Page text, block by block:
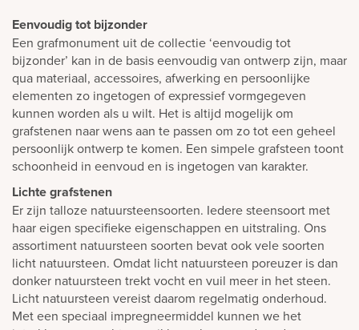
Eenvoudig tot bijzonder
Een grafmonument uit de collectie ‘eenvoudig tot
bijzonder’ kan in de basis eenvoudig van ontwerp zijn, maar
qua materiaal, accessoires, afwerking en persoonlijke
elementen zo ingetogen of expressief vormgegeven
kunnen worden als u wilt. Het is altijd mogelijk om
grafstenen naar wens aan te passen om zo tot een geheel
persoonlijk ontwerp te komen. Een simpele grafsteen toont
schoonheid in eenvoud en is ingetogen van karakter.
Lichte grafstenen
Er zijn talloze natuursteensoorten. Iedere steensoort met
haar eigen specifieke eigenschappen en uitstraling. Ons
assortiment natuursteen soorten bevat ook vele soorten
licht natuursteen. Omdat licht natuursteen poreuzer is dan
donker natuursteen trekt vocht en vuil meer in het steen.
Licht natuursteen vereist daarom regelmatig onderhoud.
Met een speciaal impregneermiddel kunnen we het